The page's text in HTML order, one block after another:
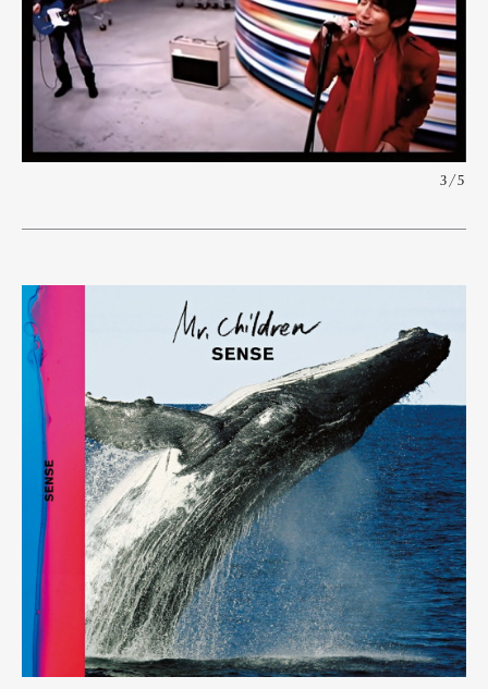
Art&DesignWatchFashion
GourmetCars
ProductCultureLifestyle
3/5